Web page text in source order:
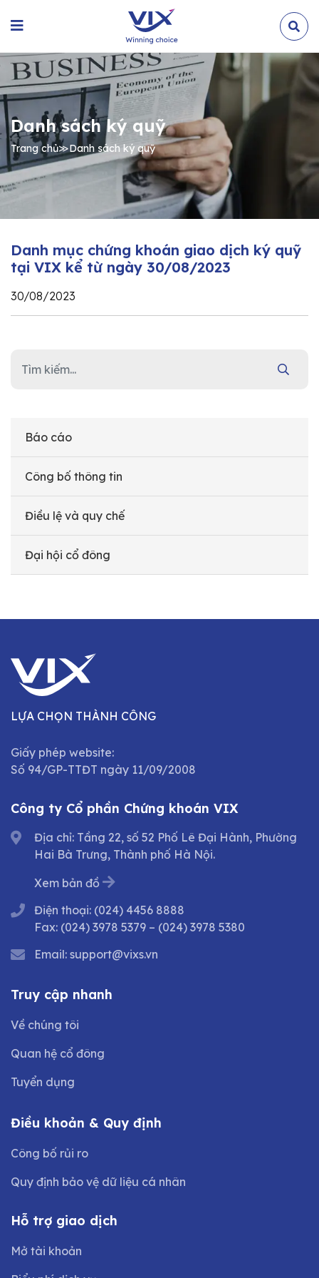
Danh sách ký quỹ
Trang chủ≫Danh sách ký quỹ
Báo cáo
Công bố thông tin
Điều lệ và quy chế
Đại hội cổ đông
Danh mục chứng khoán giao dịch ký quỹ
tại VIX kể từ ngày 30/08/2023
30/08/2023
LỰA CHỌN THÀNH CÔNG
Giấy phép website:
Số 94/GP-TTĐT ngày 11/09/2008
Công ty Cổ phần Chứng khoán VIX
Địa chỉ: Tầng 22, số 52 Phố Lê Đại Hành, Phường
Hai Bà Trưng, Thành phố Hà Nội.
Xem bản đồ
Điện thoại: (024) 4456 8888
Fax: (024) 3978 5379 – (024) 3978 5380
Email: support@vixs.vn
Truy cập nhanh
Về chúng tôi
Quan hệ cổ đông
Tuyển dụng
Điều khoản & Quy định
Công bố rủi ro
Quy định bảo vệ dữ liệu cá nhân
Hỗ trợ giao dịch
Mở tài khoản